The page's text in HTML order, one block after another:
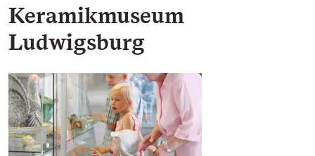
Keramikmuseum
Ludwigsburg